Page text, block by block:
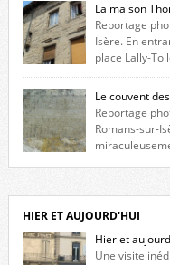
La maison
Reportage
Isère. En
place Lally-
maison construite au XVIè
fenêtres jumelles à
niche qui contient une statue
Le couvent
Reportage
Romans-sur-
l’histoire de la redécouverte
retour sur l’histoire […]
HIER ET AUJOURD'HUI
Hier et
Une visite